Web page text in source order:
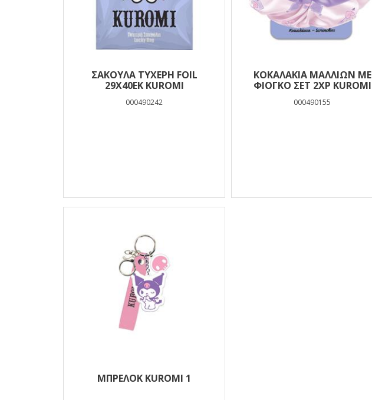
ΣΑΚΟΥΛΑ ΤΥΧΕΡΗ FOIL
29X40EK KUROMI
000490242
ΚΟΚΑΛΑΚΙΑ ΜΑΛΛΙΩΝ ΜΕ
ΦΙΟΓΚΟ ΣΕΤ 2ΧΡ KUROMI
000490155
ΜΠΡΕΛΟΚ KUROMI 1